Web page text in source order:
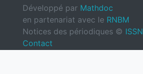
Développé par Mathdoc
en partenariat avec le RNBM
Notices des périodiques © ISSN
Contact